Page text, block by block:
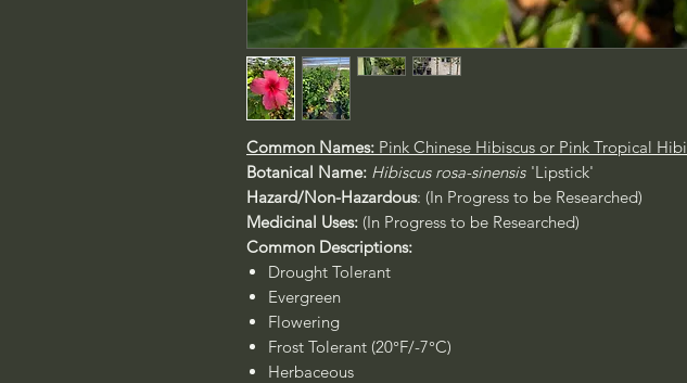
Common Names: Pink Chinese Hibiscus or Pink Tropical
Botanical Name: Hibiscus rosa-sinensis 'Lipstick'
Hazard/Non-Hazardous: (In Progress to be Researched)
Medicinal Uses: (In Progress to be Researched)
Common Descriptions:
Drought Tolerant
Evergreen
Flowering
Frost Tolerant (20°F/-7°C)
Herbaceous